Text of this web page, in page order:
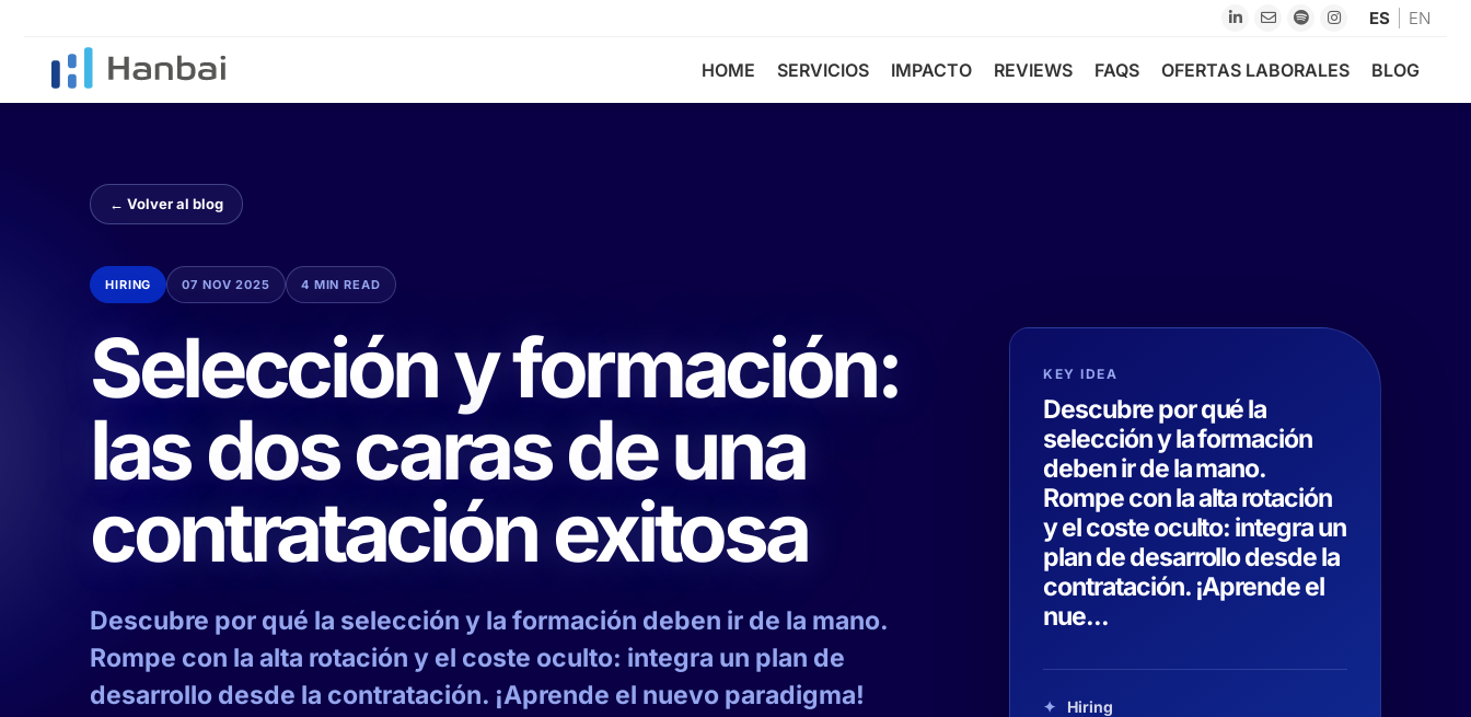
ES EN
HOME SERVICIOS IMPACTO REVIEWS FAQS OFERTAS LABORALES BLOG
← Volver al blog
HIRING 07 NOV 2025 4 MIN READ
Selección y formación:
las dos caras de una
contratación exitosa
Descubre por qué la selección y la formación deben ir de la mano.
Rompe con la alta rotación y el coste oculto: integra un plan de
desarrollo desde la contratación. ¡Aprende el nuevo paradigma!
KEY IDEA
Descubre por qué la
selección y la formación
deben ir de la mano.
Rompe con la alta rotación
y el coste oculto: integra un
plan de desarrollo desde la
contratación. ¡Aprende el
nue...
Hiring